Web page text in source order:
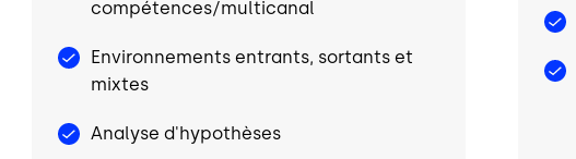
compétences/multicanal
Environnements entrants, sortants et
mixtes
Analyse d'hypothèses